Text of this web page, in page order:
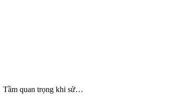
Tầm quan trọng khi sử…